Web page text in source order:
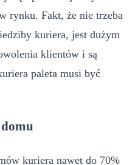
rynku. Fakt, że nie trzeba
kuriera, jest dużym
klientów i są
paleta musi być
kuriera nawet do 70%